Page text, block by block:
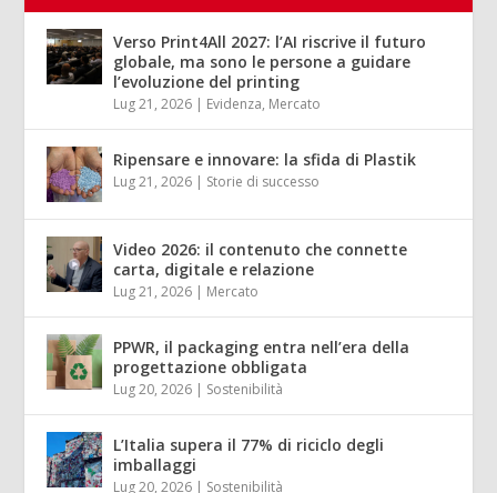
Verso Print4All 2027: l’AI riscrive il futuro
globale, ma sono le persone a guidare
l’evoluzione del printing
Lug 21, 2026 | Evidenza, Mercato
Ripensare e innovare: la sfida di Plastik
Lug 21, 2026 | Storie di successo
Video 2026: il contenuto che connette
carta, digitale e relazione
Lug 21, 2026 | Mercato
PPWR, il packaging entra nell’era della
progettazione obbligata
Lug 20, 2026 | Sostenibilità
L’Italia supera il 77% di riciclo degli
imballaggi
Lug 20, 2026 | Sostenibilità